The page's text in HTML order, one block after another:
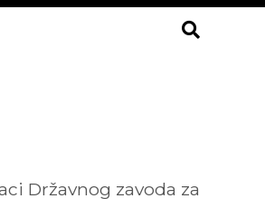
Državnog zavoda za